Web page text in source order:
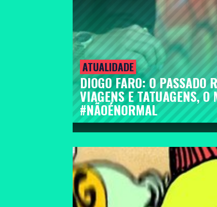
ATUALIDADE
DIOGO FARO: O PASSADO
VIAGENS E TATUAGENS, O
#NÃOÉNORMAL